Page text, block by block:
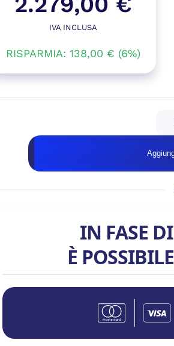
prezzo
originale
Il
prezzo
attuale
è:
IVA INCLUSA
RISPARMIA: 138,00 € (6%)
–
RX
IN FASE
È